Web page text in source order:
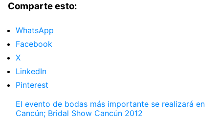
Comparte esto:
WhatsApp
Facebook
X
LinkedIn
Pinterest
El evento de bodas más importante se realizará en
Cancún; Bridal Show Cancún 2012